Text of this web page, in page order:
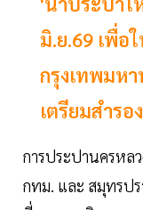
มิ.ย.69 เพื่อ
กรุงเทพมห
เตรียมสำรอ
การประปานครห
กทม. และ สมุทรปร